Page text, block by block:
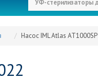
Насос IML Atlas AT1000SP